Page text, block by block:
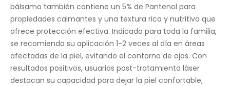
bálsamo también contiene un 5% de Pantenol para
propiedades calmantes y una textura rica y nutritiva que
ofrece protección efectiva. Indicado para toda la familia,
se recomienda su aplicación 1-2 veces al día en áreas
afectadas de la piel, evitando el contorno de ojos. Con
resultados positivos, usuarios post-tratamiento láser
destacan su capacidad para dejar la piel confortable,